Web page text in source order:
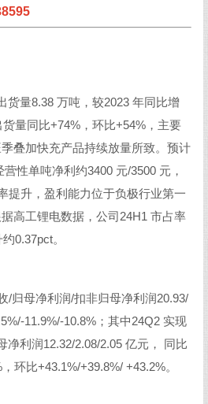
货量8.38 万吨，较2023 年同比增
量同比+74%，环比+54%，主要
叠加快充产品持续放量所致。预计
性单吨净利约3400 元/3500 元，
提升，盈利能力位于负极行业第一
高工锂电数据，公司24H1 市占率
0.37pct。
/归母净利润/扣非归母净利润20.93/
11.9%/-10.8%；其中24Q2 实现
净利润12.32/2.08/2.05 亿元， 同比
环比+43.1%/+39.8%/ +43.2%。